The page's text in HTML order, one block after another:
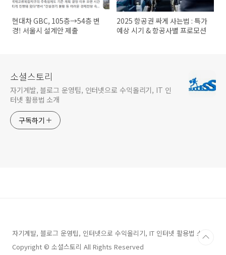
현대차 GBC, 105층→54층 변
경! 서울시 설계안 제출
2025 항공권 싸게 사는법 : 특가
예상 시기 & 항공사별 프로모션
소셜스토리
자기계발, 블로그 운영팁, 인터넷으로 수익올리기, IT 인
터넷 활용법 소개
구독하기
자기계발, 블로그 운영팁, 인터넷으로 수익올리기, IT 인터넷 활용법 소개
Copyright © 소셜스토리 All Rights Reserved